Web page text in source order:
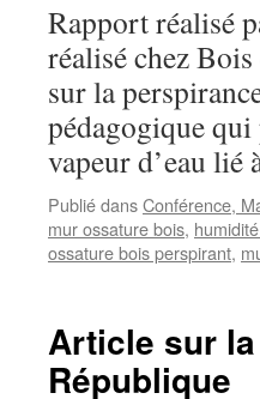
Rapport réalisé
réalisé chez
sur la
pédagogique qui
vapeur d’eau
Publié dansConférence,
mur ossature bois,
ossature bois perspirant,
Article sur
République